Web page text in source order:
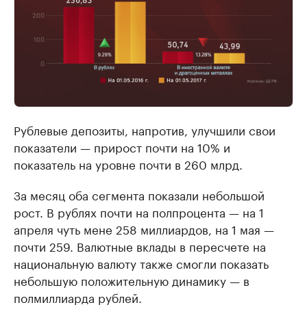
Найдите и проверьте данные в каталоге
Рублевые депозиты, напротив, улучшили свои
показатели — прирост почти на 10% и
показатель на уровне почти в 260 млрд.
За месяц оба сегмента показали небольшой
рост. В рублях почти на полпроцента — на 1
апреля чуть мене 258 миллиардов, на 1 мая —
почти 259. Валютные вклады в пересчете на
национальную валюту также смогли показать
небольшую положительную динамику — в
полмиллиарда рублей.